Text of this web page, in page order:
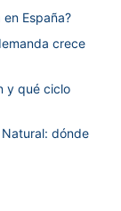
España?
crece
y qué ciclo
Natural: dónde